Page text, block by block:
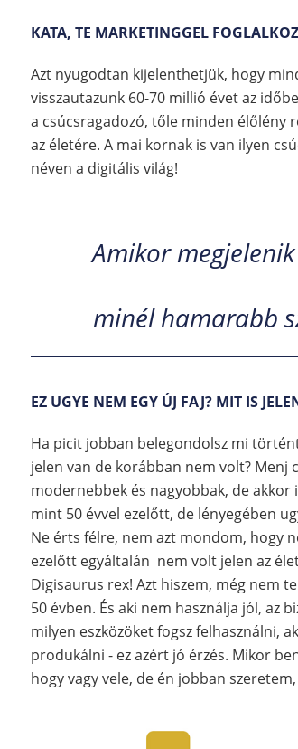
KATA, TE MARKETINGGEL
Azt nyugodtan kijelenthetjük, hogy
visszautazunk 60-70 millió évet az
a csúcsragadozó, tőle minden élőlény
az életére. A mai kornak is van ilyen
néven a digitális világ!
Amikor
minél hamarabb
EZ UGYE NEM EGY ÚJ FAJ? MIT IS
Ha picit jobban belegondolsz mi
jelen van de korábban nem volt? Menj
modernebbek és nagyobbak, de akkor
mint 50 évvel ezelőtt, de lényegében
Ne érts félre, nem azt mondom, hogy
ezelőtt egyáltalán nem volt jelen az
Digisaurus rex! Azt hiszem, még nem
50 évben. És aki nem használja jól, az
milyen eszközöket fogsz felhasználni,
produkálni - ez azért jó érzés. Mikor
hogy vagy vele, de én jobban